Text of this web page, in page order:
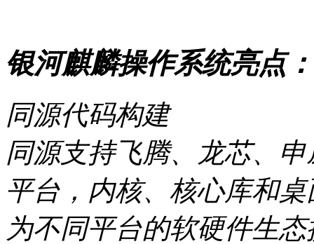
银河麒麟操作系统亮点：
同源代码构建
同源支持飞腾、龙芯、
平台，内核、核心库和
为不同平台的软硬件生